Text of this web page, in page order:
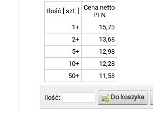
Ilość [ szt. ]
Cena netto
PLN
1+
15,73
2+
13,68
5+
12,98
10+
12,28
50+
11,58
Ilość: Do koszyka